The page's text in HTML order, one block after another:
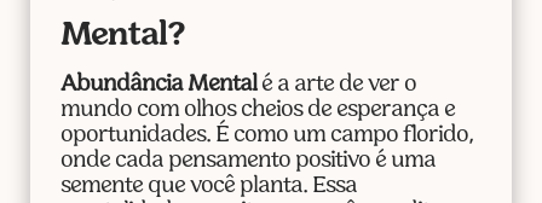
Mental?
Abundância Mentalé a arte de ver o
mundo com olhos cheios de esperança e
oportunidades. É como um campo florido,
onde cada pensamento positivo é uma
semente que você planta. Essa